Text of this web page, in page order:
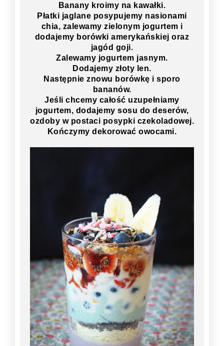
Banany kroimy na kawałki.
Płatki jaglane posypujemy nasionami
chia, zalewamy zielonym jogurtem i
dodajemy borówki amerykańskiej oraz
jagód goji.
Zalewamy jogurtem jasnym.
Dodajemy złoty len.
Następnie znowu borówkę i sporo
bananów.
Jeśli chcemy całość uzupełniamy
jogurtem, dodajemy sosu do deserów,
ozdoby w postaci posypki czekoladowej.
Kończymy dekorować owocami.